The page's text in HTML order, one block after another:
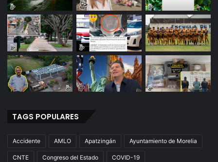
TAGS POPULARES
Accidente AMLO Apatzingán Ayuntamiento de Morelia
CNTE Congreso del Estado COVID-19